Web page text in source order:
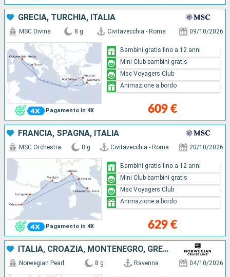
GRECIA, TURCHIA, ITALIA
Pagamento in 4X
MSC Divina 8 g Civitavecchia - Roma 09/10/2026
609 €
Bambini gratis fino a 12 anni
Mini Club bambini gratis
Msc Voyagers Club
Animazione a bordo
FRANCIA, SPAGNA, ITALIA
Pagamento in 4X
MSC Orchestra 8 g Civitavecchia - Roma 20/10/2026
629 €
Bambini gratis fino a 12 anni
Mini Club bambini gratis
Msc Voyagers Club
Animazione a bordo
ITALIA, CROAZIA, MONTENEGRO, GRECIA
Norwegian Pearl 8 g Ravenna 04/10/2026